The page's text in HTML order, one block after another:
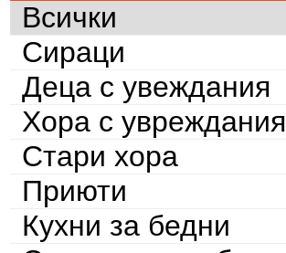
Всички
Сираци
Деца с увеждания
Хора с увреждания
Стари хора
Приюти
Кухни за бедни